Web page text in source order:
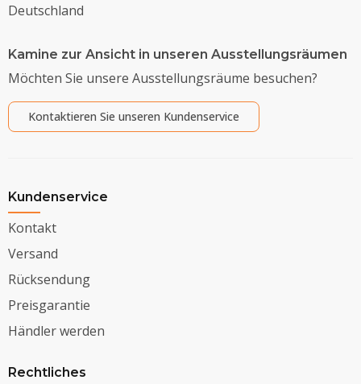
Deutschland
Kamine zur Ansicht in unseren Ausstellungsräumen
Möchten Sie unsere Ausstellungsräume besuchen?
Kontaktieren Sie unseren Kundenservice
Kundenservice
Kontakt
Versand
Rücksendung
Preisgarantie
Händler werden
Rechtliches